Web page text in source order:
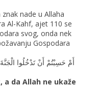
nade u Allaha
Al-Kahf, ajet 110 se
svog, onda nek
Gospodara
أَمْ حَسِبْتُمْ أَنْ تَدْخُلُوا
a da Allah ne ukaže